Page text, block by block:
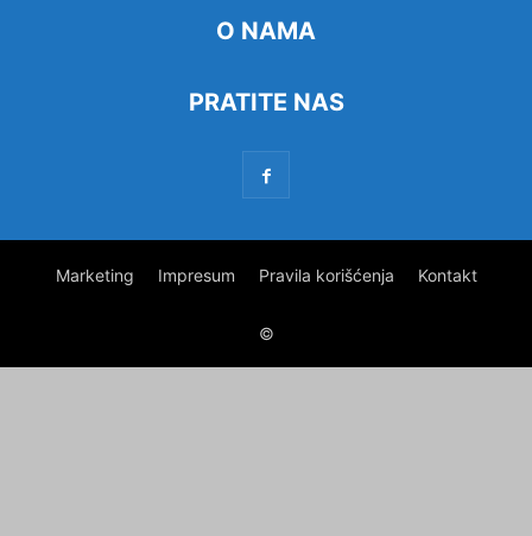
O NAMA
PRATITE NAS
Marketing Impresum Pravila korišćenja Kontakt
©